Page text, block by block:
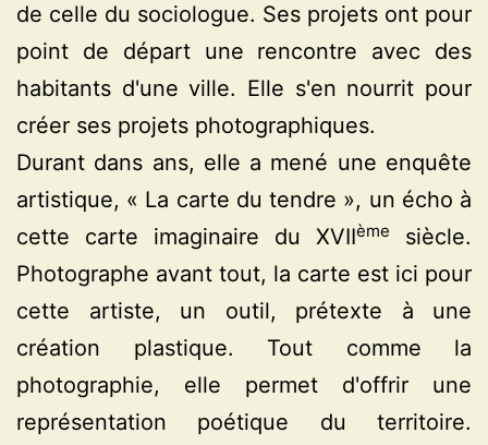
de celle du sociologue. Ses projets ont pour
point de départ une rencontre avec des
habitants d'une ville. Elle s'en nourrit pour
créer ses projets photographiques.
Durant dans ans, elle a mené une enquête
artistique, « La carte du tendre », un écho à
cette carte imaginaire du XVIIème
siècle.
Photographe avant tout, la carte est ici pour
cette artiste, un outil, prétexte à une
création plastique. Tout comme la
photographie, elle permet d'offrir une
représentation poétique du territoire.